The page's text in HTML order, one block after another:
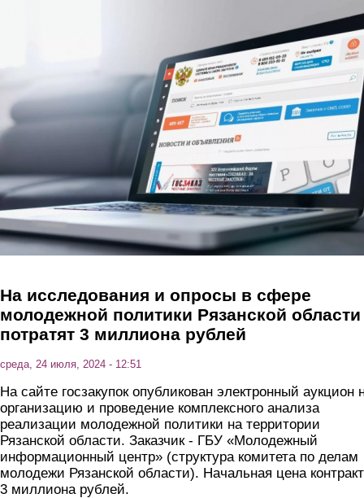
На исследования и опросы в сфере
молодежной политики Рязанской области
потратят 3 миллиона рублей
среда, 24 июля, 2024 - 12:51
На сайте госзакупок опубликован электронный аукцион
организацию и проведение комплексного анализа
реализации молодежной политики на территории
Рязанской области. Заказчик - ГБУ «Молодежный
информационный центр» (структура комитета по делам
молодежи Рязанской области). Начальная цена
3 миллиона рублей.